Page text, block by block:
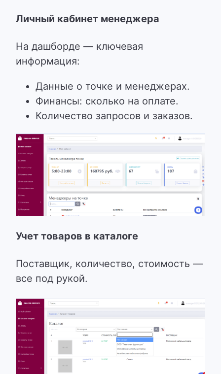
Личный кабинет менеджера
На дашборде — ключевая
информация:
Данные о точке и менеджерах.
Финансы: сколько на оплате.
Количество запросов и заказов.
Учет товаров в каталоге
Поставщик, количество, стоимость —
все под рукой.